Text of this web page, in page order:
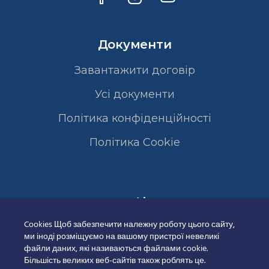
Документи
Завантажити договір
Усі документи
Політика конфіденційності
Полiтика Cookie
Сертифікати
Cookies Щоб забезпечити належну роботу цього сайту,
ми іноді розміщуємо на вашому пристрої невеликі
файли даних, які називаються файлами cookie.
Більшість великих веб-сайтів також роблять це.